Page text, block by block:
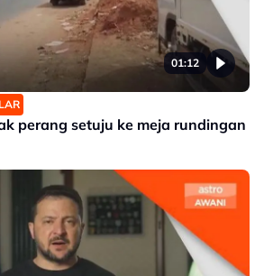
01:12
perang setuju ke meja rundingan